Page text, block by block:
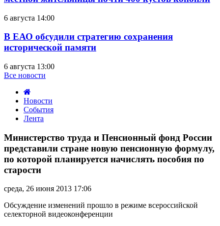
6 августа 14:00
В ЕАО обсудили стратегию сохранения
исторической памяти
6 августа 13:00
Все новости
Новости
События
Лента
труда
Пенсионный
фонд
России
стране
пенсионную
формулу,
Министерство труда и Пенсионный фонд России
представили стране новую пенсионную формулу,
по которой планируется начислять пособия по
старости
среда, 26 июня 2013 17:06
Обсуждение изменений прошло в режиме всероссийской
селекторной видеоконференции